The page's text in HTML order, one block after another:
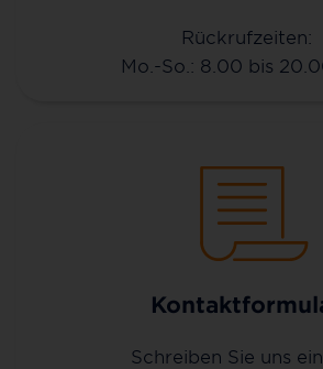
Rückrufzeiten:
Mo.-So.: 8.00 bis
Schreiben Sie uns